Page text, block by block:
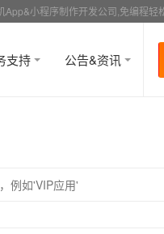
App&小程序制作开发公司,免编程轻
支持 公告&资讯